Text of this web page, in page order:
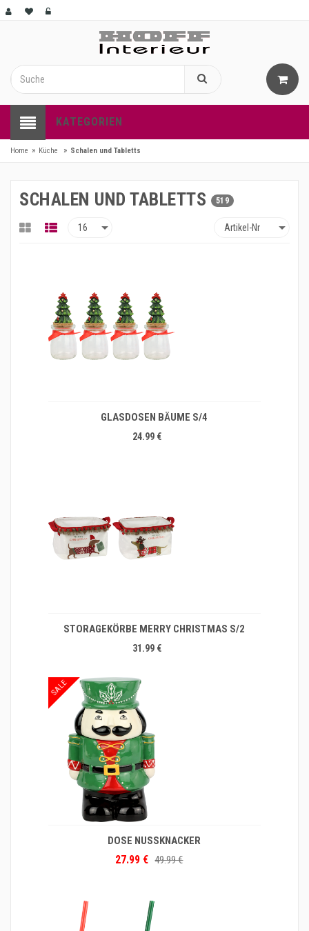
KATEGORIEN
Home » Küche » Schalen und Tabletts
SCHALEN UND TABLETTS 519
GLASDOSEN BÄUME S/4
24.99 €
STORAGEKÖRBE MERRY CHRISTMAS S/2
31.99 €
SALE
DOSE NUSSKNACKER
27.99 € 49.99 €